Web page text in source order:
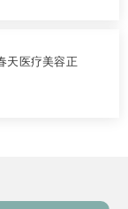
天医疗美容正